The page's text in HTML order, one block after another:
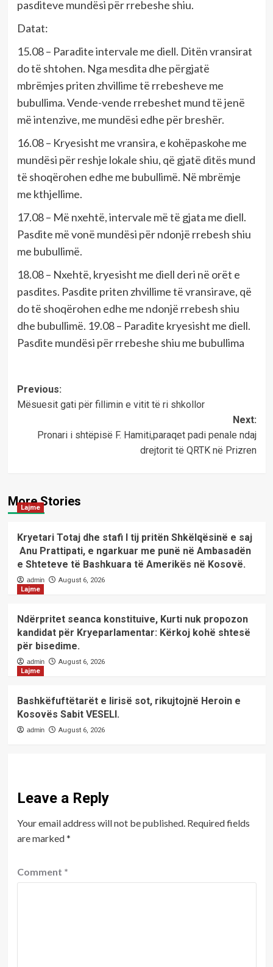
pasditeve mundësi për rrebeshe shiu.
Datat:
15.08 – Paradite intervale me diell. Ditën vransirat
do të shtohen. Nga mesdita dhe përgjatë
mbrëmjes priten zhvillime të rrebesheve me
bubullima. Vende-vende rrebeshet mund të jenë
më intenzive, me mundësi edhe për breshër.
16.08 – Kryesisht me vransira, e kohëpaskohe me
mundësi për reshje lokale shiu, që gjatë ditës mund
të shoqërohen edhe me bubullimë. Në mbrëmje
me kthjellime.
17.08 – Më nxehtë, intervale më të gjata me diell.
Pasdite më vonë mundësi për ndonjë rrebesh shiu
me bubullimë.
18.08 – Nxehtë, kryesisht me diell deri në orët e
pasdites. Pasdite priten zhvillime të vransirave, që
do të shoqërohen edhe me ndonjë rrebesh shiu
dhe bubullimë. 19.08 – Paradite kryesisht me diell.
Pasdite mundësi për rrebeshe shiu me bubullima
Post
navigation
Previous:
Mësuesit gati për fillimin e vitit të ri shkollor
Next:
Pronari i shtëpisë F. Hamiti,paraqet padi penale ndaj
drejtorit të QRTK në Prizren
More Stories
Lajme
Kryetari Totaj dhe stafi I tij pritën Shkëlqësinë e saj
Anu Prattipati, e ngarkuar me punë në Ambasadën
e Shteteve të Bashkuara të Amerikës në Kosovë.
admin
August 6, 2026
Lajme
Ndërpritet seanca konstituive, Kurti nuk propozon
kandidat për Kryeparlamentar: Kërkoj kohë shtesë
për bisedime.
admin
August 6, 2026
Lajme
Bashkëfuftëtarët e lirisë sot, rikujtojnë Heroin e
Kosovës Sabit VESELI.
admin August 6, 2026
Leave a Reply
Your email address will not be published. Required fields
are marked*
Comment *